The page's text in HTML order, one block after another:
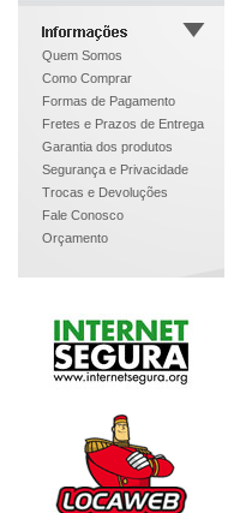
Quem Somos
Como Comprar
Formas de Pagamento
Fretes e Prazos de Entrega
Garantia dos produtos
Segurança e Privacidade
Trocas e Devoluções
Fale Conosco
Orçamento